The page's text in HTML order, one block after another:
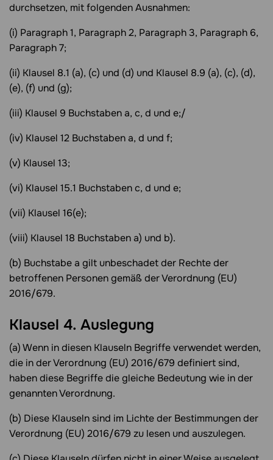
durchsetzen, mit folgenden Ausnahmen:
(i) Paragraph 1, Paragraph 2, Paragraph 3, Paragraph 6,
Paragraph 7;
(ii) Klausel 8.1 (a), (c) und (d) und Klausel 8.9 (a), (c), (d),
(e), (f) und (g);
(iii) Klausel 9 Buchstaben a, c, d und e;/
(iv) Klausel 12 Buchstaben a, d und f;
(v) Klausel 13;
(vi) Klausel 15.1 Buchstaben c, d und e;
(vii) Klausel 16(e);
(viii) Klausel 18 Buchstaben a) und b).
(b) Buchstabe a gilt unbeschadet der Rechte der
betroffenen Personen gemäß der Verordnung (EU)
2016/679.
Klausel 4. Auslegung
(a) Wenn in diesen Klauseln Begriffe verwendet werden,
die in der Verordnung (EU) 2016/679 definiert sind,
haben diese Begriffe die gleiche Bedeutung wie in der
genannten Verordnung.
(b) Diese Klauseln sind im Lichte der Bestimmungen der
Verordnung (EU) 2016/679 zu lesen und auszulegen.